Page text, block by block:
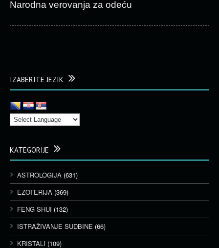
Narodna verovanja za odeću
IZABERITE JEZIK
KATEGORIJE
ASTROLOGIJA (631)
EZOTERIJA (369)
FENG SHUI (132)
ISTRAŽIVANJE SUDBINE (66)
KRISTALI (109)